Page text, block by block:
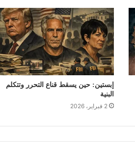
إبستين: حين يسقط قناع التحرر وتتكلم
البنية
2 فبراير، 2026